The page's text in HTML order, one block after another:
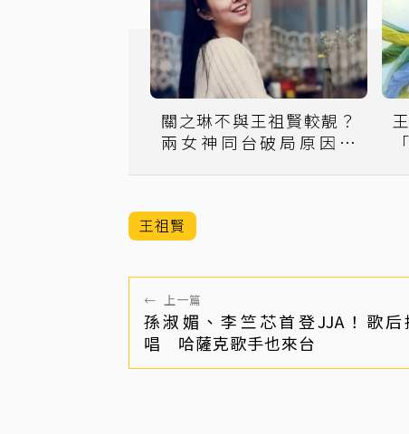
關之琳不與王祖賢較靚？
兩女神同台破局原因竟
王祖賢
← 上一篇
孫淑媚、李竺芯首登JJA！歌后
唱 哈薩克歌手也來台